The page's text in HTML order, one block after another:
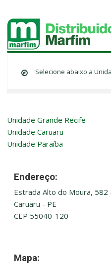
Selecione abaixo a
Unidade Grande Recife
Unidade Caruaru
Unidade Paraíba
Endereço:
Estrada Alto do Moura, 582
Caruaru - PE
CEP 55040-120
Mapa: